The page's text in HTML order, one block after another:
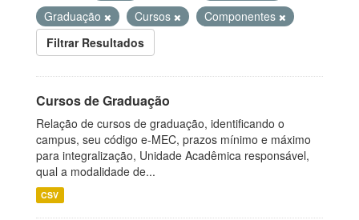
Graduação
Cursos
Componentes
Filtrar Resultados
Cursos de Graduação
Relação de cursos de graduação, identificando o
campus, seu código e-MEC, prazos mínimo e máximo
para integralização, Unidade Acadêmica responsável,
qual a modalidade de...
CSV